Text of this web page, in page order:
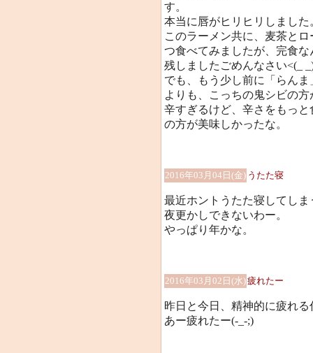
す。
本当に唇がヒリヒリしました
このラーメン共に、麦茶と
つ食べてみましたが、完食
残しましたごめんなさい<(_
でも、もう少し前に「らん
よりも、こっちの鬼シビの
辛すぎるけど、辛さをもっ
の方が美味しかったな。
2016年03月04日(金) うたた寝
最近ホントうたた寝してしま
夜更かしできないわー。
やっぱり年かな。
2016年03月02日(水)疲れたー
昨日と今日、精神的に疲れ
あー疲れたー(-_-;)